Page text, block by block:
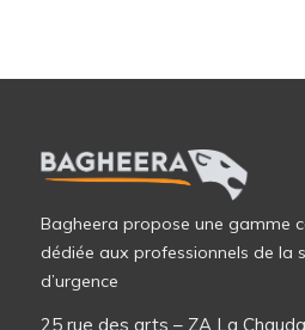
Bagheera propose une gamme
dédiée aux professionnels de la
d’urgence
25 rue des arts – ZA La